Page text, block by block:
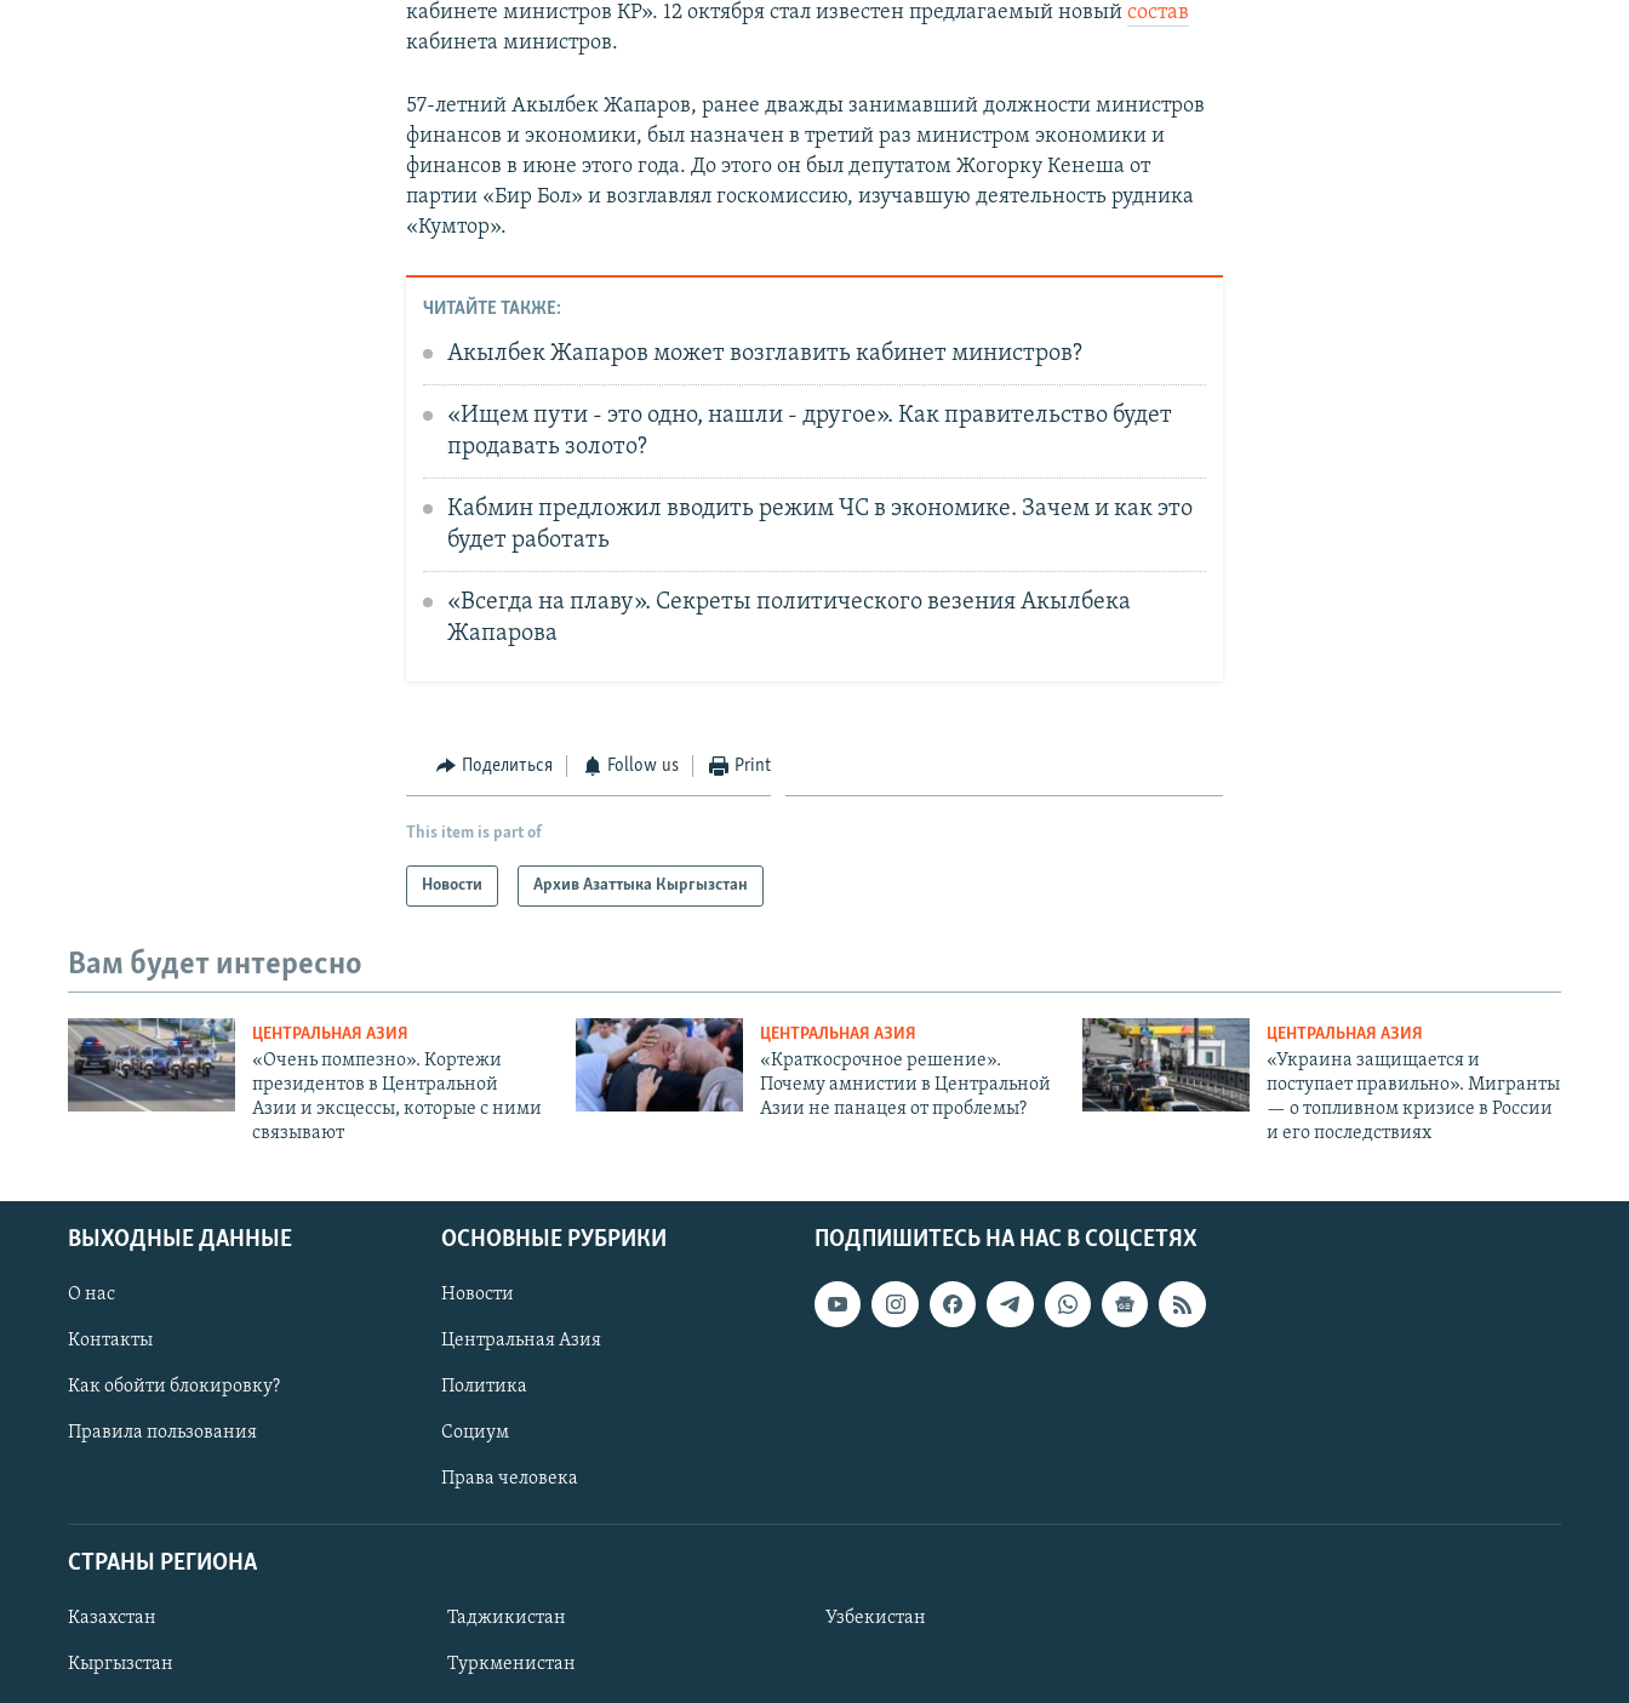
кабинете министров КР». 12 октября стал известен предлагаемый новыйсостав
кабинета министров.
57-летний Акылбек Жапаров, ранее дважды занимавший должности министров
финансов и экономики, был назначен в третий раз министром экономики и
финансов в июне этого года. До этого он был депутатом Жогорку Кенеша от
партии «Бир Бол» и возглавлял госкомиссию, изучавшую деятельность рудника
«Кумтор».
ЧИТАЙТЕ ТАКЖЕ:
Акылбек Жапаров может возглавить кабинет министров?
«Ищем пути - это одно, нашли - другое». Как правительство будет
продавать золото?
Кабмин предложил вводить режим ЧС в экономике. Зачем и как это
будет работать
«Всегда на плаву». Секреты политического везения Акылбека
Жапарова
Поделиться Follow us Print
This item is part of
Новости Архив Азаттыка Кыргызстан
Вам будет интересно
ЦЕНТРАЛЬНАЯ АЗИЯ
«Очень помпезно». Кортежи
президентов в Центральной
Азии и эксцессы, которые с ними
связывают
ЦЕНТРАЛЬНАЯ АЗИЯ
«Краткосрочное решение».
Почему амнистии в Центральной
Азии не панацея от проблемы?
ЦЕНТРАЛЬНАЯ АЗИЯ
«Украина защищается и
поступает правильно». Мигранты
— о топливном кризисе в России
и его последствиях
ПОДПИШИТЕСЬ НА НАС В СОЦСЕТЯХ
ВЫХОДНЫЕ ДАННЫЕ
О нас
Контакты
Как обойти блокировку?
Правила пользования
ОСНОВНЫЕ РУБРИКИ
Новости
Центральная Азия
Политика
Социум
Права человека
СТРАНЫ РЕГИОНА
Казахстан
Кыргызстан
Таджикистан
Туркменистан
Узбекистан